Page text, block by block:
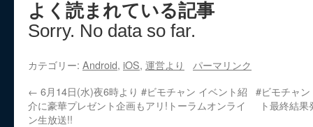
よく読まれている記事
Sorry. No data so far.
カテゴリー: Android, iOS, 運営より
パーマリンク
← 6月14日(水)夜6時より #ビモチャン イベント紹
介に豪華プレゼント企画もアリ!トーラムオンライ
ン生放送!!
#ビモチャ
ト最終結